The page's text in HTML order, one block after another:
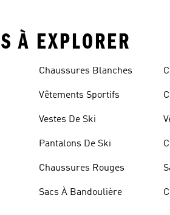
À EXPLORER
Chaussures Blanches
Vêtements Sportifs
Vestes De Ski
Pantalons De Ski
Chaussures Rouges
Sacs À Bandoulière